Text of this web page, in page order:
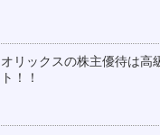
オリックスの株主優待は高
ト！！